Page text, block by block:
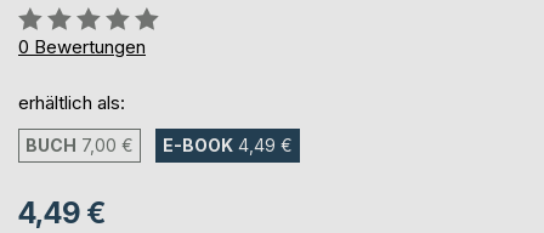
Bewertung::
0%
0 Bewertungen
erhältlich als:
BUCH 7,00 € E-BOOK 4,49 €
4,49 €